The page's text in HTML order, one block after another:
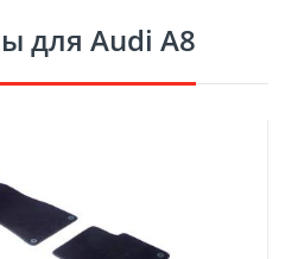
для Audi A8